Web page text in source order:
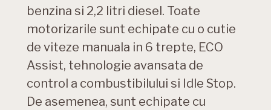
benzina si 2,2 litri diesel. Toate
motorizarile sunt echipate cu o cutie
de viteze manuala in 6 trepte, ECO
Assist, tehnologie avansata de
control a combustibilului si Idle Stop.
De asemenea, sunt echipate cu